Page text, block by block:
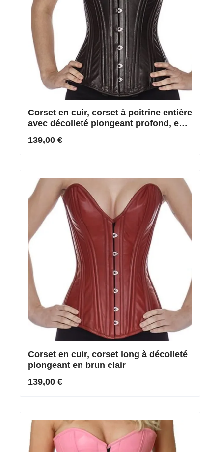
Corset en cuir, corset à poitrine entière
avec décolleté plongeant profond, en
139,00 €
Corset en cuir, corset long à décolleté
plongeant en brun clair
139,00 €